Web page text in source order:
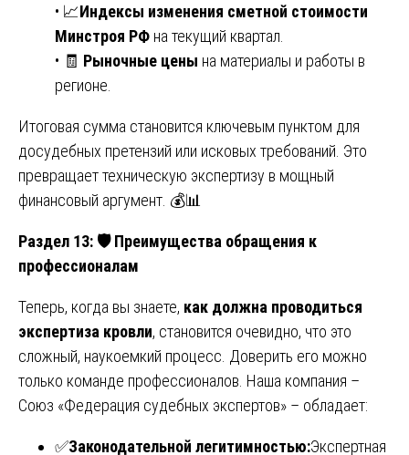
• 📈Индексы изменения сметной стоимости
Минстроя РФ на текущий квартал.
• 🧾 Рыночные цены на материалы и работы в
регионе.
Итоговая сумма становится ключевым пунктом для
досудебных претензий или исковых требований. Это
превращает техническую экспертизу в мощный
финансовый аргумент. 💰📊
Раздел 13: 🛡️ Преимущества обращения к
профессионалам
Теперь, когда вы знаете, как должна проводиться
экспертиза кровли, становится очевидно, что это
сложный, наукоемкий процесс. Доверить его можно
только команде профессионалов. Наша компания –
Союз «Федерация судебных экспертов» – обладает:
✅Законодательной легитимностью:Экспертная